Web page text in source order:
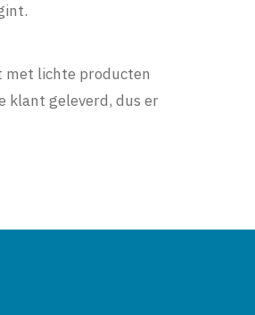
met lichte producten
klant geleverd, dus er